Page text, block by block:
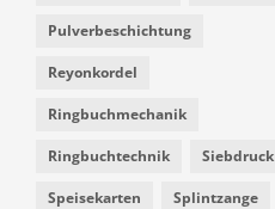
Pulverbeschichtung
Reyonkordel
Ringbuchmechanik
Ringbuchtechnik Siebdruck
Speisekarten Splintzange